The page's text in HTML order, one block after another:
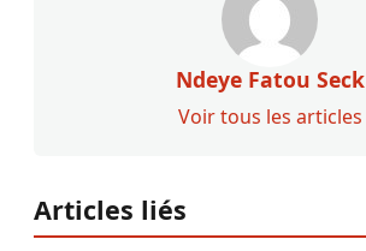
Ndeye Fatou Seck
Voir tous les articles
Articles liés